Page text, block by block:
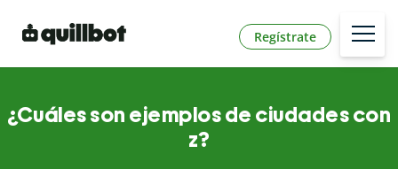
Regístrate
¿Cuáles son ejemplos de ciudades con
z?